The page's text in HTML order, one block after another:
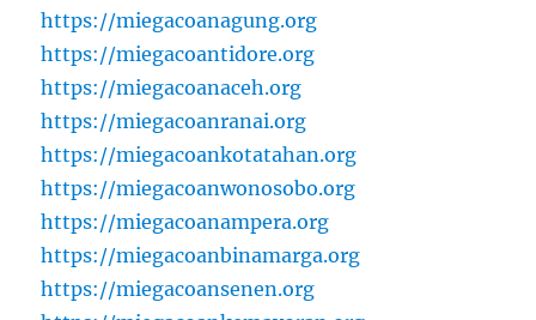
https://miegacoanagung.org
https://miegacoantidore.org
https://miegacoanaceh.org
https://miegacoanranai.org
https://miegacoankotatahan.org
https://miegacoanwonosobo.org
https://miegacoanampera.org
https://miegacoanbinamarga.org
https://miegacoansenen.org